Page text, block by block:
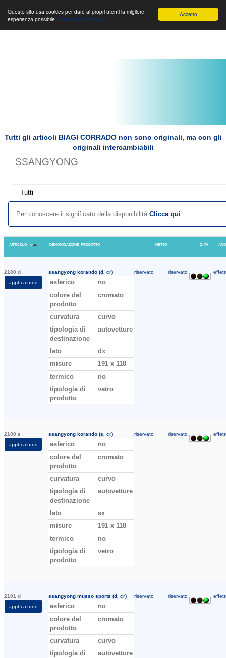
Accetto
Questo sito usa cookies per dare ai propri utenti la migliore
esperienza possibile Ulteriori informazioni
Toggle
navigation
Toggle
navigation
Toggle
Biagi Corrado s.r.l.
Tutti gli articoli BIAGI CORRADO non sono originali, ma con gli
originali intercambiabili
SSANGYONG
Per conoscere il significato della disponibilità Clicca qui
articolo denominazione prodotto netto q.tà
2100 d
applicazioni
ssangyong korando (d, cr)
asferico
no
colore del
prodotto
cromato
curvatura
curvo
tipologia di
destinazione
autovetture
lato
dx
misure
191 x 118
termico
no
tipologia di
prodotto
vetro
riservato riservato
2100 s
applicazioni
ssangyong korando (s, cr)
asferico
no
colore del
prodotto
cromato
curvatura
curvo
tipologia di
destinazione
autovetture
lato
sx
misure
191 x 118
termico
no
tipologia di
prodotto
vetro
riservato riservato
2101 d
applicazioni
ssangyong musso sports (d, cr)
asferico
no
colore del
prodotto
cromato
curvatura
curvo
tipologia di
autovetture
riservato riservato